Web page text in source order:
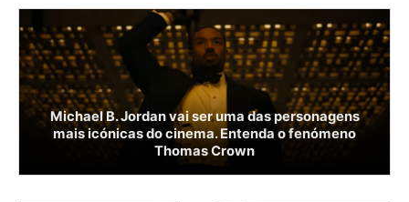
Michael B. Jordan vai ser uma das personagens
mais icónicas do cinema. Entenda o fenómeno
Thomas Crown